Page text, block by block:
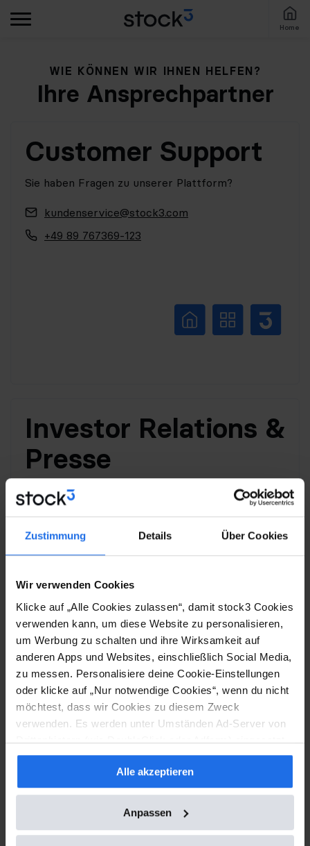
Zustimmung Details Über Cookies
Wir verwenden Cookies
Klicke auf „Alle Cookies zulassen“, damit stock3 Cookies
verwenden kann, um diese Website zu personalisieren,
um Werbung zu schalten und ihre Wirksamkeit auf
anderen Apps und Websites, einschließlich Social Media,
zu messen. Personalisiere deine Cookie-Einstellungen
oder klicke auf „Nur notwendige Cookies“, wenn du nicht
möchtest, dass wir Cookies zu diesem Zweck
verwenden. Es werden unter Umständen Ad-Server von
Drittanbietern (wie DoubleClick oder Adform) eingesetzt
und Google Fonts geladen, sofern alle Cookies oder die
Kategorie "Marketing" akzeptiert werden.
Alle akzeptieren
Anpassen
Home
WIE KÖNNEN WIR IHNEN HELFEN?
Ihre Ansprechpartner
Customer Support
Sie haben Fragen zu unserer Plattform?
kundenservice@stock3.com
+49 89 767369-123
Investor Relations &
Presse
ir@stock3.com
+49 89 767369-215
Nicole Krischker
Communications Manager
& Investor Relations
Business
Development
sales@stock3.com
+49 89 767369-138